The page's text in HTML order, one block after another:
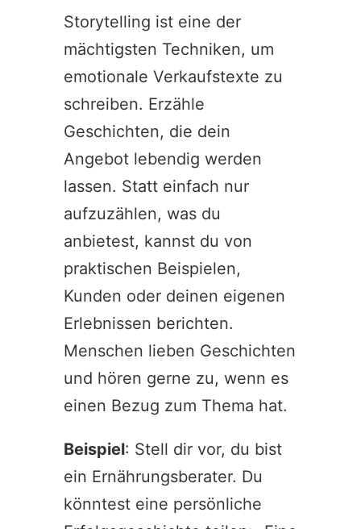
Storytelling ist eine der
mächtigsten Techniken, um
emotionale Verkaufstexte zu
schreiben. Erzähle
Geschichten, die dein
Angebot lebendig werden
lassen. Statt einfach nur
aufzuzählen, was du
anbietest, kannst du von
praktischen Beispielen,
Kunden oder deinen eigenen
Erlebnissen berichten.
Menschen lieben Geschichten
und hören gerne zu, wenn es
einen Bezug zum Thema hat.
Beispiel: Stell dir vor, du bist
ein Ernährungsberater. Du
könntest eine persönliche